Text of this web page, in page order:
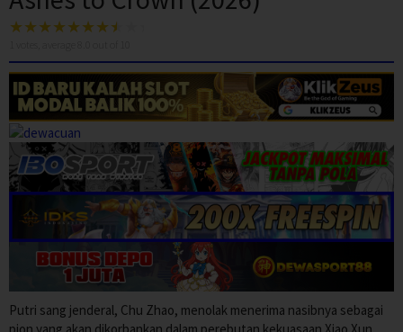
Putri sang jenderal, Chu Zhao, menolak menerima nasibnya sebagai